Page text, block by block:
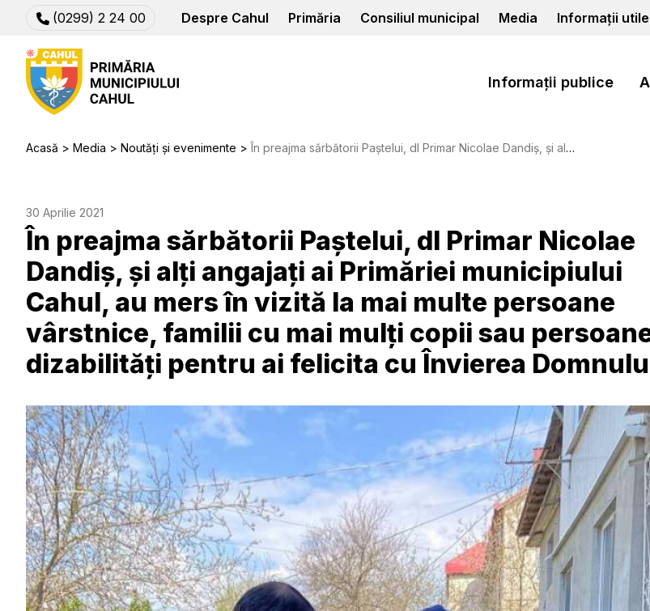
(0299) 2 24 00 Despre Cahul Primăria Consiliul municipal Media Informații utile
Informații publice
Acasă Media Noutăți și evenimente În preajma sărbătorii Paștelui, dl Primar Nicolae Dandiș, și alți angajați ai Primăriei municipiului Cahul, au mers în vizită la mai multe persoane vârstnice, familii cu mai mulți copii sau persoane cu dizabilități pentru ai felicita cu Învierea Domnului
30 Aprilie 2021
În preajma sărbătorii Paștelui, dl Primar Nicolae
Dandiș, și alți angajați ai Primăriei municipiului
Cahul, au mers în vizită la mai multe persoane
vârstnice, familii cu mai mulți copii sau
dizabilități pentru ai felicita cu Învierea